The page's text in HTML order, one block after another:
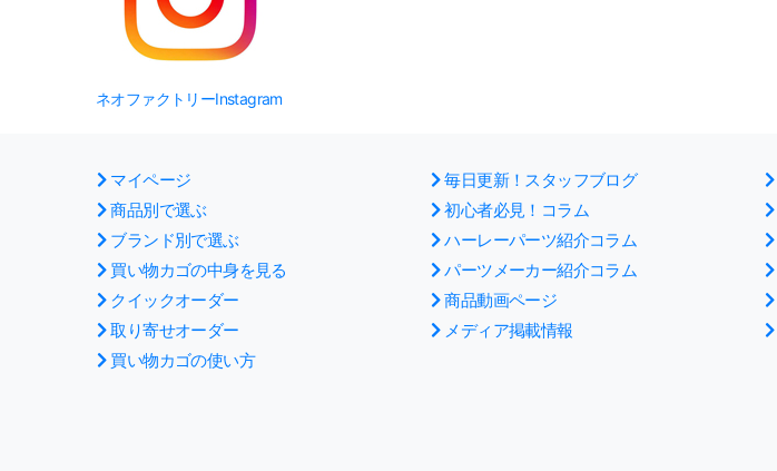
ネオファクトリーInstagram
マイページ
商品別で選ぶ
ブランド別で選ぶ
買い物カゴの中身を見る
クイックオーダー
取り寄せオーダー
買い物カゴの使い方
毎日更新！スタッフブログ
初心者必見！コラム
ハーレーパーツ紹介コラム
パーツメーカー紹介コラム
商品動画ページ
メディア掲載情報